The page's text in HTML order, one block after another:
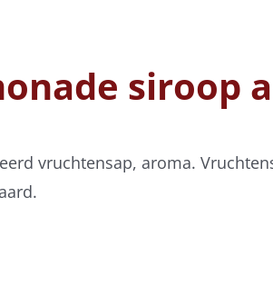
siroop
vruchtensap, aroma.